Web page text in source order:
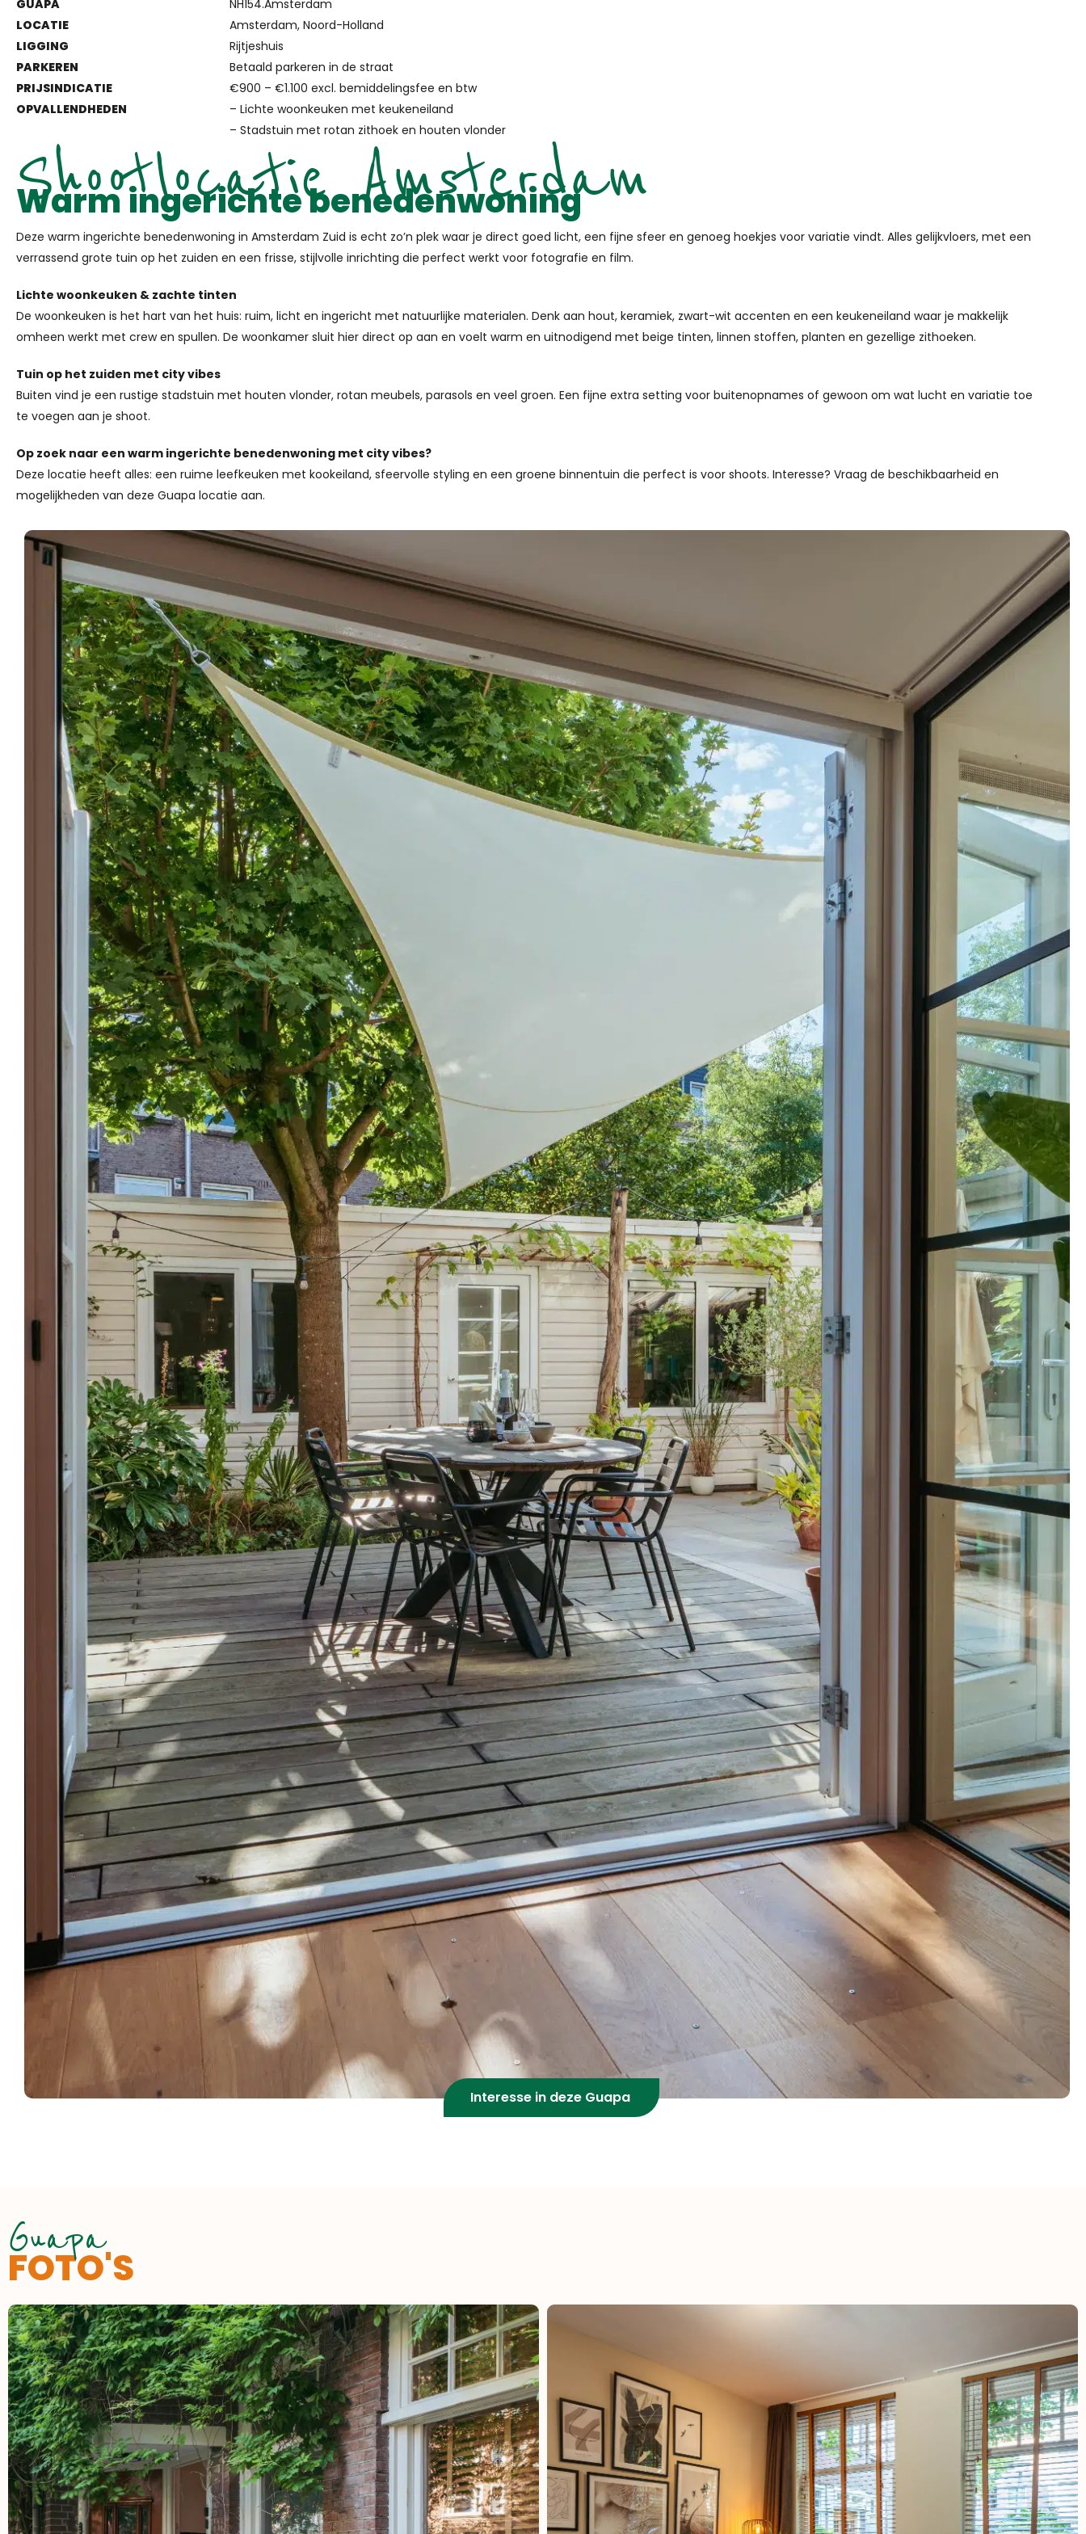
GUAPA
LOCATIE
LIGGING
PARKEREN
PRIJSINDICATIE
OPVALLENDHEDEN
NH154.Amsterdam
Amsterdam, Noord-Holland
Rijtjeshuis
Betaald parkeren in de straat
€900 – €1.100 excl. bemiddelingsfee en btw
– Lichte woonkeuken met keukeneiland
– Stadstuin met rotan zithoek en houten vlonder
Shootlocatie Amsterdam
Warm ingerichte benedenwoning
Deze warm ingerichte benedenwoning in Amsterdam Zuid is echt zo’n plek waar je direct goed licht, een fijne sfeer en genoeg hoekjes voor variatie vindt. Alles gelijkvloers, met een
verrassend grote tuin op het zuiden en een frisse, stijlvolle inrichting die perfect werkt voor fotografie en film.
Lichte woonkeuken & zachte tinten
De woonkeuken is het hart van het huis: ruim, licht en ingericht met natuurlijke materialen. Denk aan hout, keramiek, zwart-wit accenten en een keukeneiland waar je makkelijk
omheen werkt met crew en spullen. De woonkamer sluit hier direct op aan en voelt warm en uitnodigend met beige tinten, linnen stoffen, planten en gezellige zithoeken.
Tuin op het zuiden met city vibes
Buiten vind je een rustige stadstuin met houten vlonder, rotan meubels, parasols en veel groen. Een fijne extra setting voor buitenopnames of gewoon om wat lucht en variatie toe
te voegen aan je shoot.
Op zoek naar een warm ingerichte benedenwoning met city vibes?
Deze locatie heeft alles: een ruime leefkeuken met kookeiland, sfeervolle styling en een groene binnentuin die perfect is voor shoots. Interesse? Vraag de beschikbaarheid en
mogelijkheden van deze Guapa locatie aan.
Interesse in deze Guapa
Guapa
FOTO'S